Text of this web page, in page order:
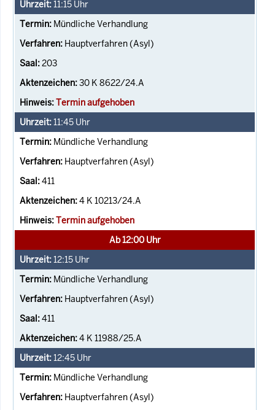
11:15 Uhr
Mündliche Verhandlung
Hauptverfahren (Asyl)
203
30 K 8622/24.A
Termin aufgehoben
11:45 Uhr
Mündliche Verhandlung
Hauptverfahren (Asyl)
411
4 K 10213/24.A
Termin aufgehoben
Ab 12:00 Uhr
12:15 Uhr
Mündliche Verhandlung
Hauptverfahren (Asyl)
411
4 K 11988/25.A
12:45 Uhr
Mündliche Verhandlung
Hauptverfahren (Asyl)